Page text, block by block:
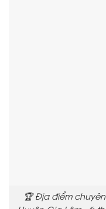
🏆 Địa điểm